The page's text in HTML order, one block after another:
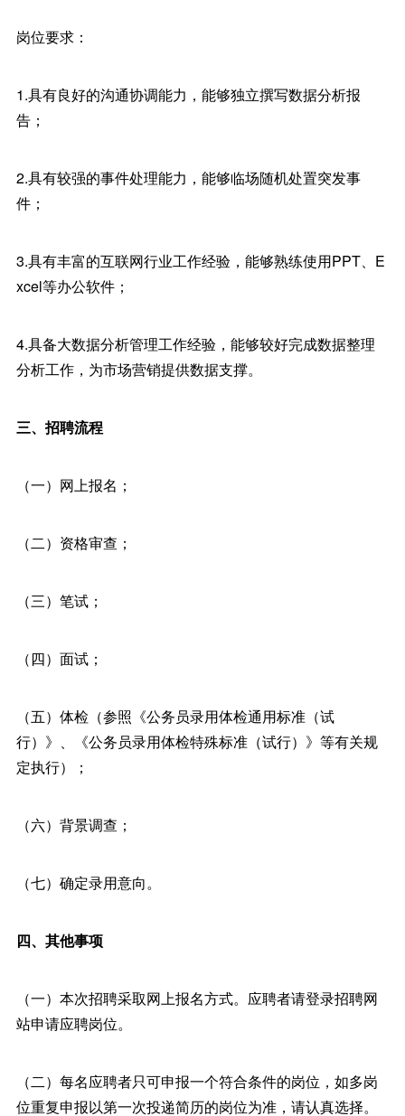
岗位要求：
1.具有良好的沟通协调能力，能够独立撰写数据分析报
告；
2.具有较强的事件处理能力，能够临场随机处置突发事
件；
3.具有丰富的互联网行业工作经验，能够熟练使用PPT、E
xcel等办公软件；
4.具备大数据分析管理工作经验，能够较好完成数据整理
分析工作，为市场营销提供数据支撑。
三、招聘流程
（一）网上报名；
（二）资格审查；
（三）笔试；
（四）面试；
（五）体检（参照《公务员录用体检通用标准（试
行）》、《公务员录用体检特殊标准（试行）》等有关规
定执行）；
（六）背景调查；
（七）确定录用意向。
四、其他事项
（一）本次招聘采取网上报名方式。应聘者请登录招聘网
站申请应聘岗位。
（二）每名应聘者只可申报一个符合条件的岗位，如多岗
位重复申报以第一次投递简历的岗位为准，请认真选择。